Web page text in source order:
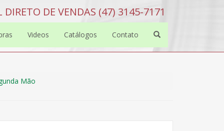
DIRETO DE VENDAS (47) 3145-7171
Videos Catálogos Contato
Mão